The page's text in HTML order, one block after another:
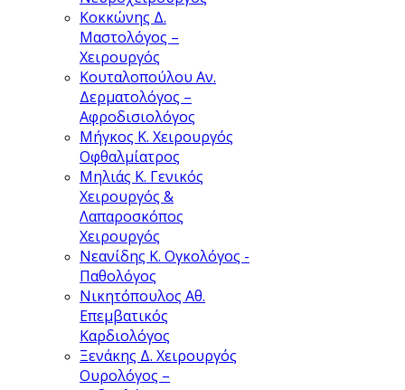
Κοκκώνης Δ.
Μαστολόγος –
Χειρουργός
Κουταλοπούλου Αν.
Δερματολόγος –
Αφροδισιολόγος
Μήγκος Κ. Xειρουργός
Oφθαλμίατρος
Μηλιάς Κ. Γενικός
Χειρουργός &
Λαπαροσκόπος
Χειρουργός
Νεανίδης Κ. Ογκολόγος -
Παθολόγος
Νικητόπουλος Αθ.
Επεμβατικός
Καρδιολόγος
Ξενάκης Δ. Χειρουργός
Ουρολόγος –